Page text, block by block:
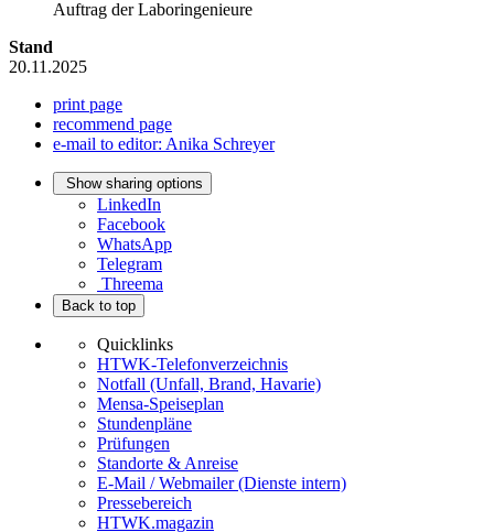
Auftrag der Laboringenieure
Stand
20.11.2025
print page
recommend page
e-mail to editor: Anika Schreyer
Show sharing options
LinkedIn
Facebook
WhatsApp
Telegram
Threema
Back to top
Quicklinks
HTWK-Telefonverzeichnis
Notfall (Unfall, Brand, Havarie)
Mensa-Speiseplan
Stundenpläne
Prüfungen
Standorte & Anreise
E-Mail / Webmailer (Dienste intern)
Pressebereich
HTWK.magazin